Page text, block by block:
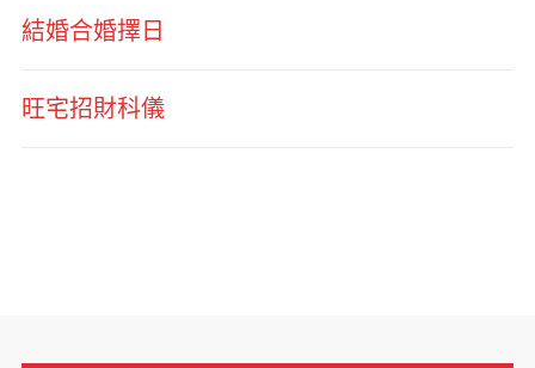
結婚合婚擇日
旺宅招財科儀